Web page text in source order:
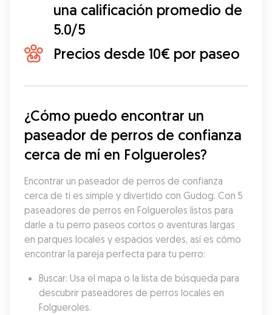
una calificación promedio de
5.0/5
Precios desde 10€ por paseo
¿Cómo puedo encontrar un
paseador de perros de confianza
cerca de mí en Folgueroles?
Encontrar un paseador de perros de confianza
cerca de ti es simple y divertido con Gudog. Con 5
paseadores de perros en Folgueroles listos para
darle a tu perro paseos cortos o aventuras largas
en parques locales y espacios verdes, así es cómo
encontrar la pareja perfecta para tu perro:
Buscar: Usa el mapa o la lista de búsqueda para
descubrir paseadores de perros locales en
Folgueroles.